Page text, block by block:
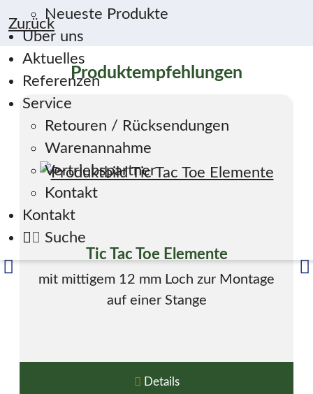
Neueste Produkte
Über uns
Aktuelles
Referenzen
Service
Retouren / Rücksendungen
Warenannahme
Vertriebspartner
Kontakt
Kontakt
Suche
Zurück
Produktempfehlungen
Tic Tac Toe Elemente
mit mittigem 12 mm Loch zur Montage
auf einer Stange
Details